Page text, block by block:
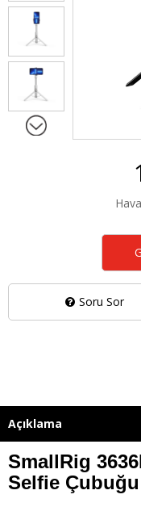
Soru Sor
Açıklama
SmallRig
Selfie